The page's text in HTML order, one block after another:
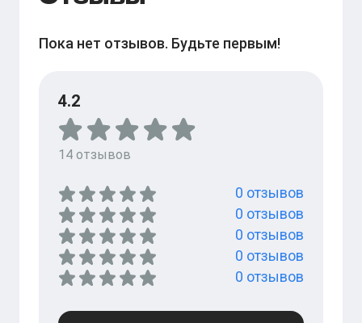
Пока нет отзывов. Будьте первым!
4.2
14 отзывов
0 отзывов
0 отзывов
0 отзывов
0 отзывов
0 отзывов